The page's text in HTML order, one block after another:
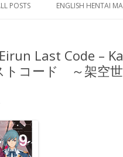
POSTS ENGLISH HENTAI
Last Code –
トコード ～架空